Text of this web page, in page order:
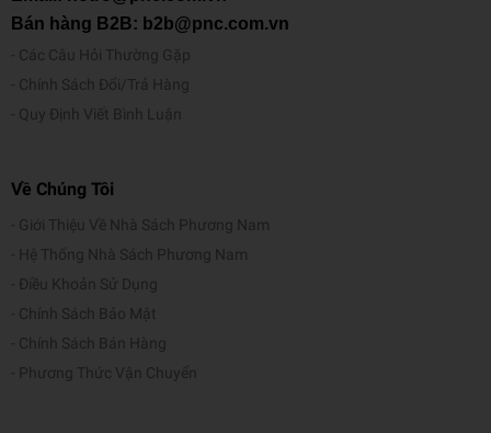
Bán hàng B2B: b2b@pnc.com.vn
Các Câu Hỏi Thường Gặp
Chính Sách Đổi/Trả Hàng
Quy Định Viết Bình Luận
Về Chúng Tôi
Giới Thiệu Về Nhà Sách Phương Nam
Hệ Thống Nhà Sách Phương Nam
Điều Khoản Sử Dụng
Chính Sách Bảo Mật
Chính Sách Bán Hàng
Phương Thức Vận Chuyển